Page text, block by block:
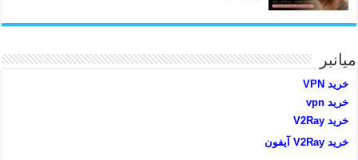
میانبر
خرید VPN
خرید vpn
خرید V2Ray
خرید V2Ray آیفون